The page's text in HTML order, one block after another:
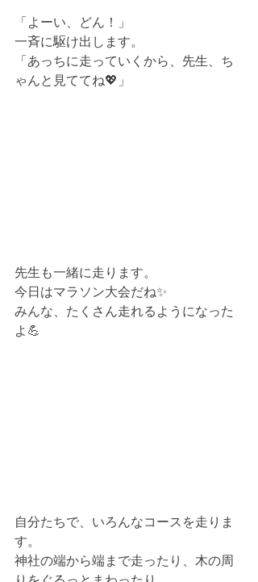
「よーい、どん！」
一斉に駆け出します。
「あっちに走っていくから、先生、ち
ゃんと見ててね💖」
先生も一緒に走ります。
今日はマラソン大会だね✨
みんな、たくさん走れるようになった
よ💪
自分たちで、いろんなコースを走りま
す。
神社の端から端まで走ったり、木の周